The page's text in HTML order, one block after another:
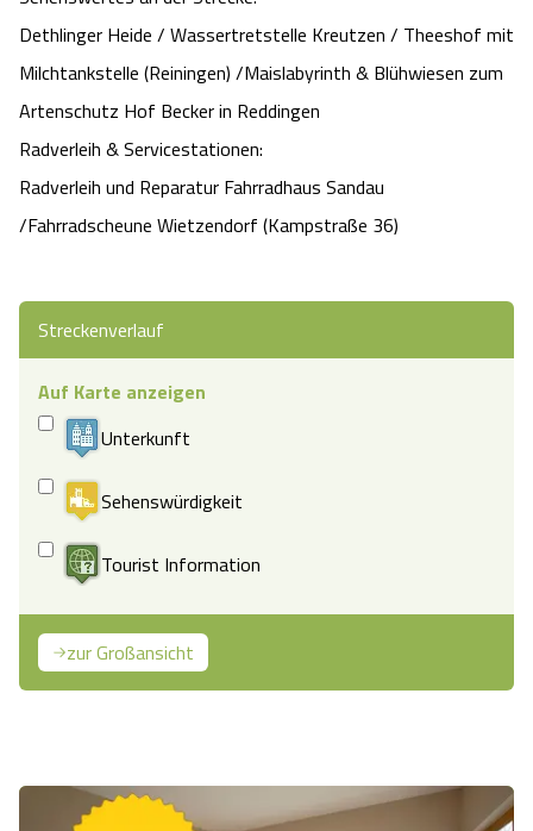
Dethlinger Heide / Wassertretstelle Kreutzen / Theeshof mit
Milchtankstelle (Reiningen) /Maislabyrinth & Blühwiesen zum
Artenschutz Hof Becker in Reddingen
Radverleih & Servicestationen:
Radverleih und Reparatur Fahrradhaus Sandau
/Fahrradscheune Wietzendorf (Kampstraße 36)
Streckenverlauf
Auf Karte anzeigen
Unterkunft
Sehenswürdigkeit
Tourist Information
zur Großansicht